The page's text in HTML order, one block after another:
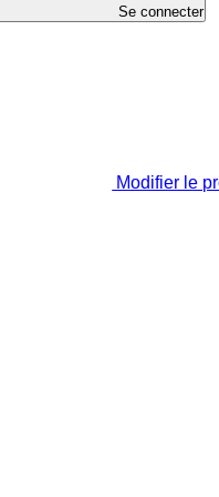
Se connecter
Modifier le